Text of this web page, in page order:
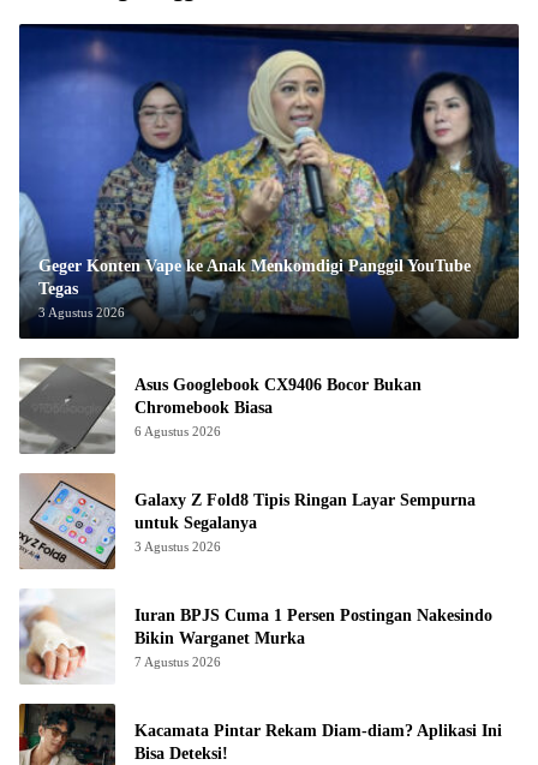
Geger Konten Vape ke Anak Menkomdigi Panggil YouTube
Tegas
3 Agustus 2026
Asus Googlebook CX9406 Bocor Bukan
Chromebook Biasa
6 Agustus 2026
Galaxy Z Fold8 Tipis Ringan Layar Sempurna
untuk Segalanya
3 Agustus 2026
Iuran BPJS Cuma 1 Persen Postingan Nakesindo
Bikin Warganet Murka
7 Agustus 2026
Kacamata Pintar Rekam Diam-diam? Aplikasi Ini
Bisa Deteksi!